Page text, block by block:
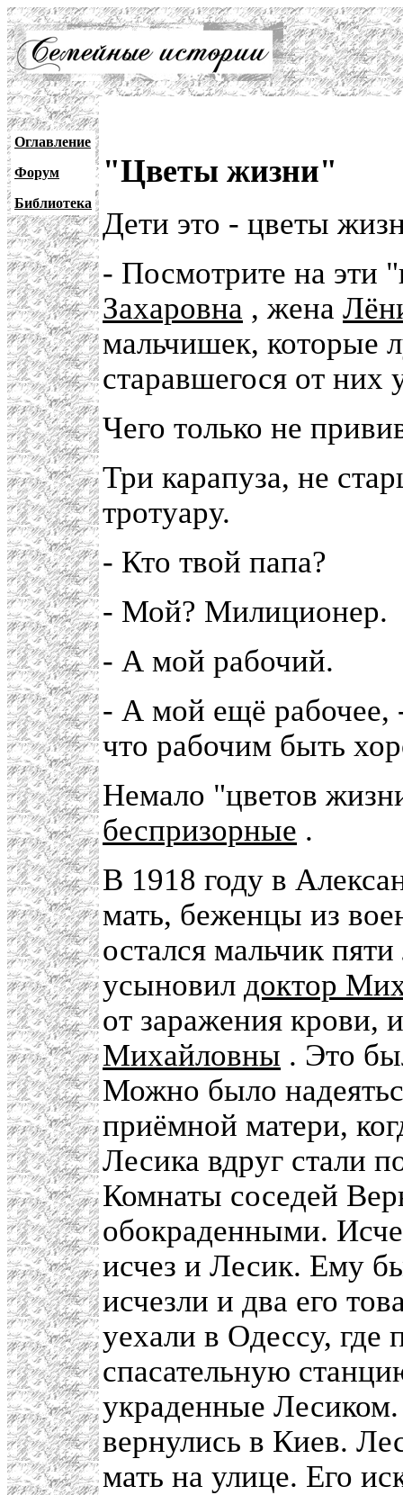
Оглавление
Форум
Библиотека
"Цветы жизни"
Дети это - цветы
- Посмотрите на эти
Захаровна , жена
мальчишек, которые
старавшегося от них
Чего только не
Три карапуза, не
тротуару.
- Кто твой папа?
- Мой? Милиционер.
- А мой рабочий.
- А мой ещё рабочее,
что рабочим быть
Немало "цветов
беспризорные .
В 1918 году в
мать, беженцы из
остался мальчик
усыновил доктор
от заражения крови,
Михайловны . Это
Можно было
приёмной матери,
Лесика вдруг стали
Комнаты соседей
обокраденными.
исчез и Лесик. Ему
исчезли и два его
уехали в Одессу,
спасательную
украденные
вернулись в Киев.
мать на улице. Его